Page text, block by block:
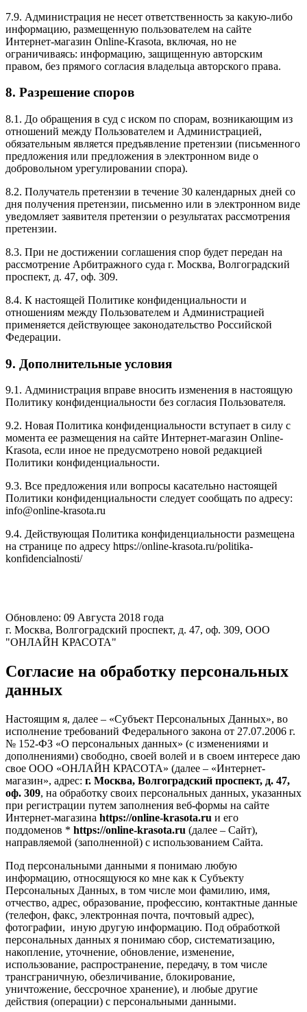
7.9. Администрация не несет ответственность за какую-либо
информацию, размещенную пользователем на сайте
Интернет-магазин Online-Krasota, включая, но не
ограничиваясь: информацию, защищенную авторским
правом, без прямого согласия владельца авторского права.
8. Разрешение споров
8.1. До обращения в суд с иском по спорам, возникающим из
отношений между Пользователем и Администрацией,
обязательным является предъявление претензии (письменного
предложения или предложения в электронном виде о
добровольном урегулировании спора).
8.2. Получатель претензии в течение 30 календарных дней со
дня получения претензии, письменно или в электронном виде
уведомляет заявителя претензии о результатах рассмотрения
претензии.
8.3. При не достижении соглашения спор будет передан на
рассмотрение Арбитражного суда г. Москва, Волгоградский
проспект, д. 47, оф. 309.
8.4. К настоящей Политике конфиденциальности и
отношениям между Пользователем и Администрацией
применяется действующее законодательство Российской
Федерации.
9. Дополнительные условия
9.1. Администрация вправе вносить изменения в настоящую
Политику конфиденциальности без согласия Пользователя.
9.2. Новая Политика конфиденциальности вступает в силу с
момента ее размещения на сайте Интернет-магазин Online-
Krasota, если иное не предусмотрено новой редакцией
Политики конфиденциальности.
9.3. Все предложения или вопросы касательно настоящей
Политики конфиденциальности следует сообщать по адресу:
info@online-krasota.ru
9.4. Действующая Политика конфиденциальности размещена
на странице по адресу https://online-krasota.ru/politika-
konfidencialnosti/
Обновлено: 09 Августа 2018 года
г. Москва, Волгоградский проспект, д. 47, оф. 309, ООО
"ОНЛАЙН КРАСОТА"
Согласие на обработку персональных
данных
Настоящим я, далее – «Субъект Персональных Данных», во
исполнение требований Федерального закона от 27.07.2006 г.
№ 152-ФЗ «О персональных данных» (с изменениями и
дополнениями) свободно, своей волей и в своем интересе даю
свое ООО «ОНЛАЙН КРАСОТА» (далее – «Интернет-
магазин», адрес: г. Москва, Волгоградский проспект, д. 47,
оф. 309, на обработку своих персональных данных, указанных
при регистрации путем заполнения веб-формы на сайте
Интернет-магазина https://online-krasota.ru и его
поддоменов * https://online-krasota.ru (далее – Сайт),
направляемой (заполненной) с использованием Сайта.
Под персональными данными я понимаю любую
информацию, относящуюся ко мне как к Субъекту
Персональных Данных, в том числе мои фамилию, имя,
отчество, адрес, образование, профессию, контактные данные
(телефон, факс, электронная почта, почтовый адрес),
фотографии, иную другую информацию. Под обработкой
персональных данных я понимаю сбор, систематизацию,
накопление, уточнение, обновление, изменение,
использование, распространение, передачу, в том числе
трансграничную, обезличивание, блокирование,
уничтожение, бессрочное хранение), и любые другие
действия (операции) с персональными данными.